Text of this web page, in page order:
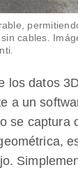
cables.
los datos
a un
se captura